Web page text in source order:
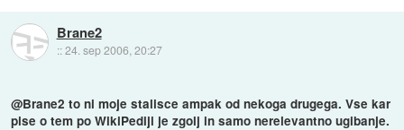
Brane2
::24. sep 2006, 20:27
@Brane2 to ni moje stalisce ampak od nekoga drugega. Vse kar
pise o tem po WikiPediji je zgolj in samo nerelevantno ugibanje.